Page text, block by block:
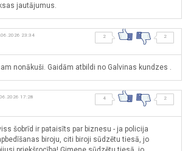
jautājumus.
23:34 2 2
nonākuši. Gaidām atbildi no Galvinas kundzes .
17:28 4 2
šobrīd ir pataisīts par biznesu - ja policija
biroju, citi biroji sūdzētu tiesā, jo